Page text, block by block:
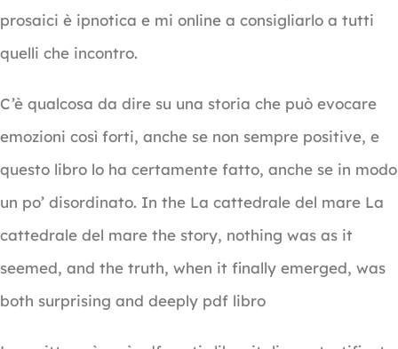
prosaici è ipnotica e mi online a consigliarlo a tutti
quelli che incontro.
C’è qualcosa da dire su una storia che può evocare
emozioni così forti, anche se non sempre positive, e
questo libro lo ha certamente fatto, anche se in modo
un po’ disordinato. In the La cattedrale del mare La
cattedrale del mare the story, nothing was as it
seemed, and the truth, when it finally emerged, was
both surprising and deeply pdf libro